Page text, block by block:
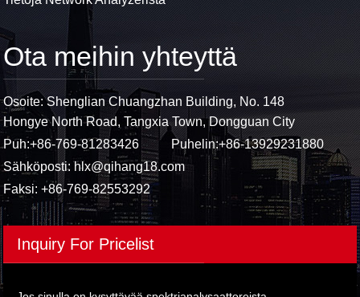
Ota meihin yhteyttä
Osoite: Shenglian Chuangzhan Building, No. 148
Hongye North Road, Tangxia Town, Dongguan City
Puh:+86-769-81283426 Puhelin:+86-13929231880
Sähköposti:hlx@qihang18.com
Faksi: +86-769-82553292
Inquiry For Pricelist